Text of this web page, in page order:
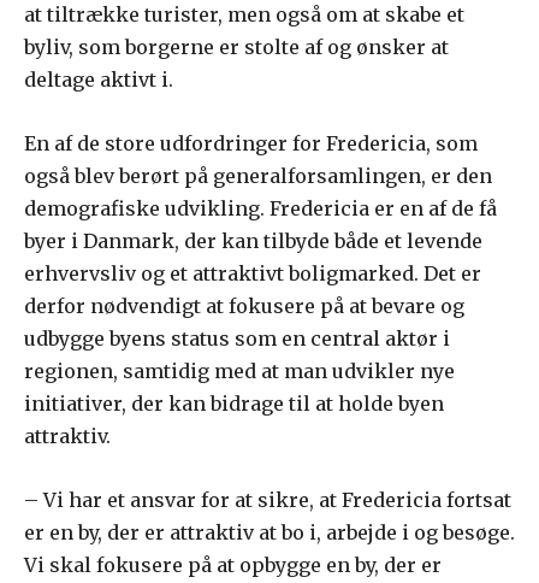
at tiltrække turister, men også om at skabe et
byliv, som borgerne er stolte af og ønsker at
deltage aktivt i.
En af de store udfordringer for Fredericia, som
også blev berørt på generalforsamlingen, er den
demografiske udvikling. Fredericia er en af de få
byer i Danmark, der kan tilbyde både et levende
erhvervsliv og et attraktivt boligmarked. Det er
derfor nødvendigt at fokusere på at bevare og
udbygge byens status som en central aktør i
regionen, samtidig med at man udvikler nye
initiativer, der kan bidrage til at holde byen
attraktiv.
– Vi har et ansvar for at sikre, at Fredericia fortsat
er en by, der er attraktiv at bo i, arbejde i og besøge.
Vi skal fokusere på at opbygge en by, der er